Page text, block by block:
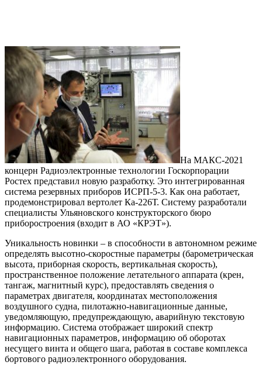
На МАКС-2021
концерн Радиоэлектронные технологии Госкорпорации
Ростех представил новую разработку. Это интегрированная
система резервных приборов ИСРП-5-3. Как она работает,
продемонстрировал вертолет Ка-226Т. Систему разработали
специалисты Ульяновского конструкторского бюро
приборостроения (входит в АО «КРЭТ»).
Уникальность новинки – в способности в автономном режиме
определять высотно-скоростные параметры (барометрическая
высота, приборная скорость, вертикальная скорость),
пространственное положение летательного аппарата (крен,
тангаж, магнитный курс), предоставлять сведения о
параметрах двигателя, координатах местоположения
воздушного судна, пилотажно-навигационные данные,
уведомляющую, предупреждающую, аварийную текстовую
информацию. Система отображает широкий спектр
навигационных параметров, информацию об оборотах
несущего винта и общего шага, работая в составе комплекса
бортового радиоэлектронного оборудования.